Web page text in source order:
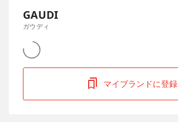
GAUDI
ガウディ
マイブランドに登録